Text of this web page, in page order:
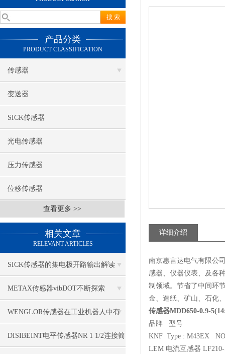
产品分类
PRODUCT CLASSIFICATION
传感器
变送器
SICK传感器
光电传感器
压力传感器
位移传感器
查看更多 >>
相关文章
RELEVANT ARTICLES
SICK传感器的集电极开路输出解读
METAX传感器vibDOT不断探索
SGD185-1
WENGLOR传感器在工业机器人中有
哪些应用？
DISIBEINT电平传感器NR 1 1/2连接简
详细介绍
南京惠言达电气有限公
感器、仪器仪表、及各
制领域。节省了中间环
金、造纸、矿山、石化
传感器MDD650-0.9-
品牌 型号
KNF Type : M43EX
LEM 电流互感器 LF210-